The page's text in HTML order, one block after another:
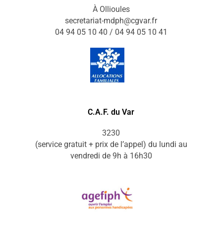
À Ollioules
secretariat-mdph@cgvar.fr
04 94 05 10 40 / 04 94 05 10 41
C.A.F. du Var
3230
(service gratuit + prix de l’appel) du lundi au
vendredi de 9h à 16h30